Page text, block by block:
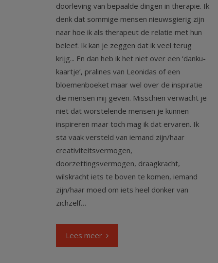
doorleving van bepaalde dingen in therapie. Ik
denk dat sommige mensen nieuwsgierig zijn
naar hoe ik als therapeut de relatie met hun
beleef. Ik kan je zeggen dat ik veel terug
krijg... En dan heb ik het niet over een ‘danku-
kaartje’, pralines van Leonidas of een
bloemenboeket maar wel over de inspiratie
die mensen mij geven. Misschien verwacht je
niet dat worstelende mensen je kunnen
inspireren maar toch mag ik dat ervaren. Ik
sta vaak versteld van iemand zijn/haar
creativiteitsvermogen,
doorzettingsvermogen, draagkracht,
wilskracht iets te boven te komen, iemand
zijn/haar moed om iets heel donker van
zichzelf…
Lees meer